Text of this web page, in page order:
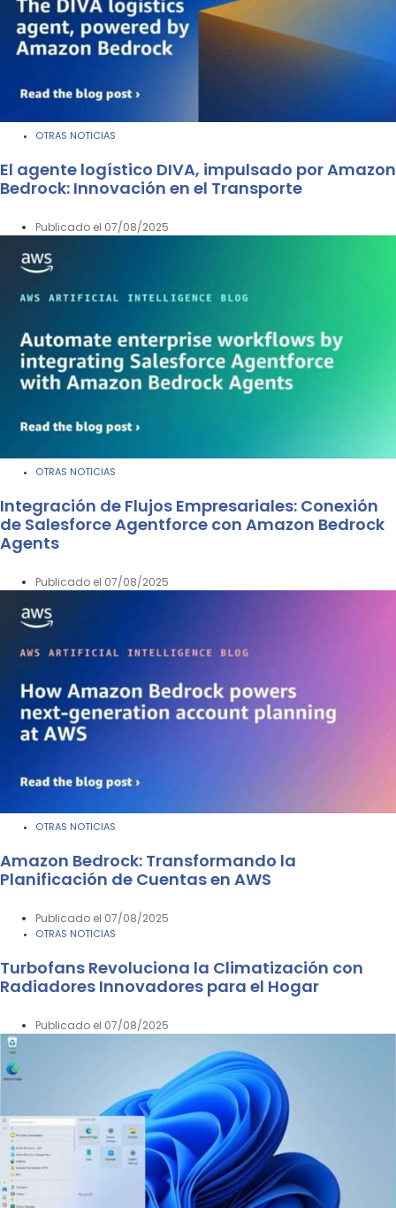
OTRAS NOTICIAS
El agente logístico DIVA, impulsado por Amazon
Bedrock: Innovación en el Transporte
Publicado el 07/08/2025
OTRAS NOTICIAS
Integración de Flujos Empresariales: Conexión
de Salesforce Agentforce con Amazon Bedrock
Agents
Publicado el 07/08/2025
OTRAS NOTICIAS
Amazon Bedrock: Transformando la
Planificación de Cuentas en AWS
Publicado el 07/08/2025
OTRAS NOTICIAS
Turbofans Revoluciona la Climatización con
Radiadores Innovadores para el Hogar
Publicado el 07/08/2025